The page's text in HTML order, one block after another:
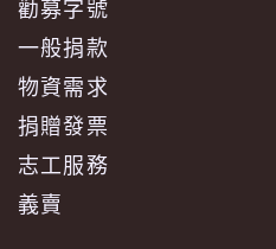
勸募字號
一般捐款
物資需求
捐贈發票
志工服務
義賣